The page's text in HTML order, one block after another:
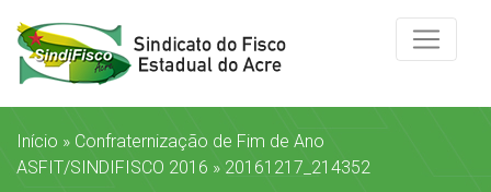
Início » Confraternização de Fim de Ano
ASFIT/SINDIFISCO 2016 » 20161217_214352